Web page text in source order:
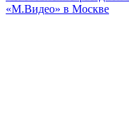
«М.Видео» в Москве